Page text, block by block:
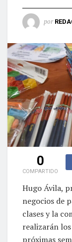
por
0
COMPARTIDO
Hugo Ávila,
negocios de
clases y la
realizarán
próximas